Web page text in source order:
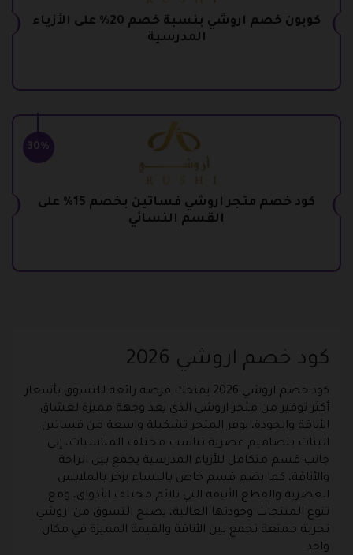
كوبون خصم اروشي بنسبة خصم 20% على الأزياء
المدرسية
30%
كود خصم متجر اروشي فساتين بخصم 15% على
القسم النسائي
كود خصم اروشي 2026
كود خصم اروشي 2026 يمنحك فرصة رائعة للتسوق بأسعار
أكثر توفير من متجر اروشي الذي يعد وجهة مميزة لعشاق
الأناقة والجودة، يوفر المتجر تشكيلة واسعة من فساتين
البنات بتصاميم عصرية تناسب مختلف المناسبات، إلى
جانب قسم متكامل للأزياء المدرسية يجمع بين الراحة
والأناقة، كما يضم قسم خاص بالنساء يزخر بالملابس
العصرية والقطع الأنيقة التي تلائم مختلف الأذواق، ومع
تنوع المنتجات وجودتها العالية، يصبح التسوق من اروشي
تجربة ممتعة تجمع بين الأناقة والقيمة المميزة في مكان
واحد.